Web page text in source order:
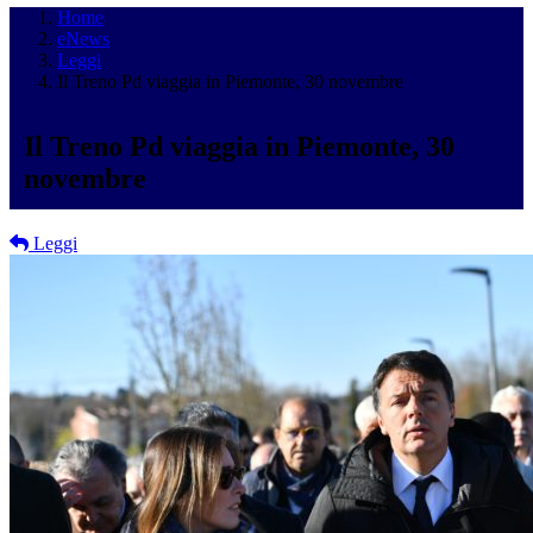
Home
eNews
Leggi
Il Treno Pd viaggia in Piemonte, 30 novembre
Il Treno Pd viaggia in Piemonte, 30
novembre
Leggi